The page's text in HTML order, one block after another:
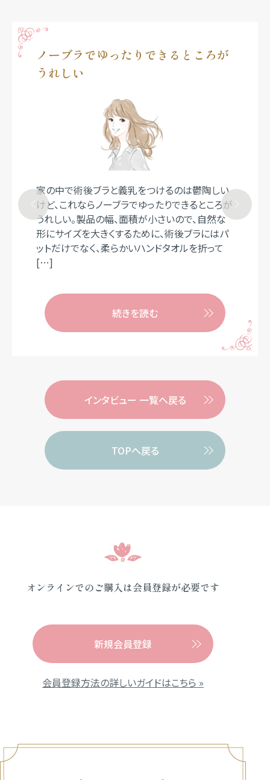
ノーブラでゆったりできるところが
うれしい
家の中で術後ブラと義乳をつけるのは鬱陶しい
けど、これならノーブラでゆったりできるところが
うれしい。製品の幅、面積が小さいので、自然な
形にサイズを大きくするために、術後ブラにはパ
ットだけでなく、柔らかいハンドタオルを折って
[…]
続きを読む
インタビュー 一覧へ戻る
TOPへ戻る
オンラインでのご購入は会員登録が必要です
新規会員登録
会員登録方法の詳しいガイドはこちら »